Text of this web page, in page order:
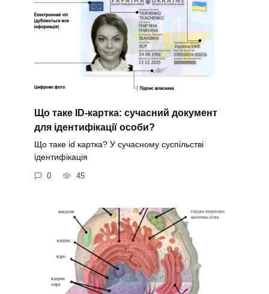
Що таке ID-картка: сучасний документ
для ідентифікації особи?
Що таке id картка? У сучасному суспільстві
ідентифікація
0 45